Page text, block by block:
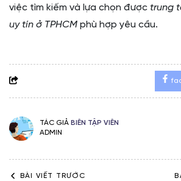
việc tìm kiếm và lựa chọn được trung
uy tín ở TPHCM phù hợp yêu cầu.
TÁC GIẢ BIÊN TẬP VIÊN
ADMIN
BÀI VIẾT TRƯỚC